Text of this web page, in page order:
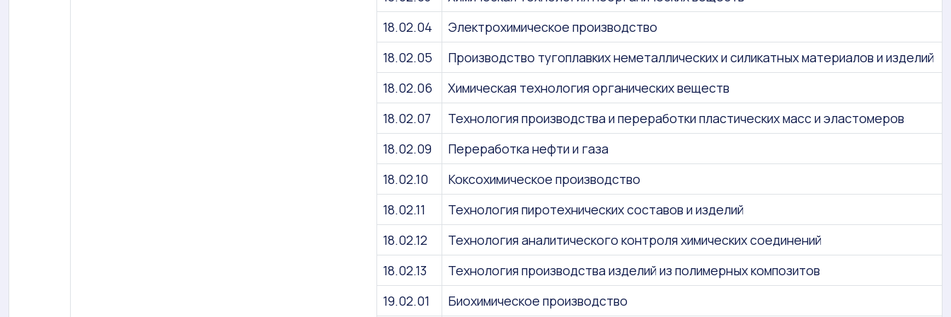
18.02.04
Электрохимическое производство
18.02.05
Производство тугоплавких неметаллических и силикатных материалов и изделий
18.02.06
Химическая технология органических веществ
18.02.07
Технология производства и переработки пластических масс и эластомеров
18.02.09
Переработка нефти и газа
18.02.10
Коксохимическое производство
18.02.11
Технология пиротехнических составов и изделий
18.02.12
Технология аналитического контроля химических соединений
18.02.13
Технология производства изделий из полимерных композитов
19.02.01
Биохимическое производство